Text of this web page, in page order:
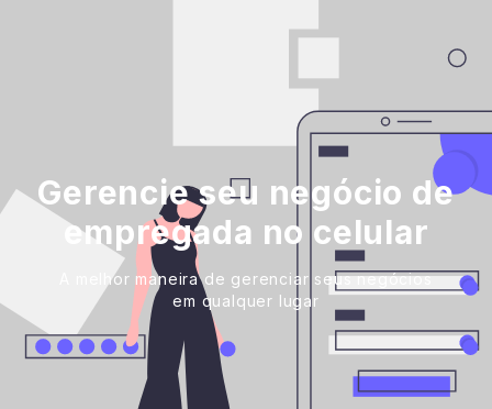
Gerencie seu negócio de
empregada no celular
A melhor maneira de gerenciar seus negócios
em qualquer lugar